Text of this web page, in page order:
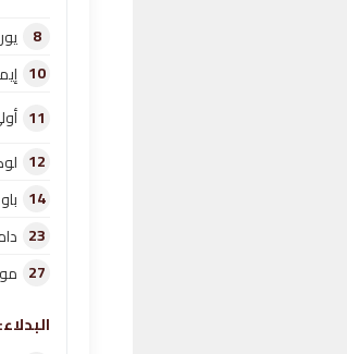
8
10
11
12
14
23
27
البدلاء: